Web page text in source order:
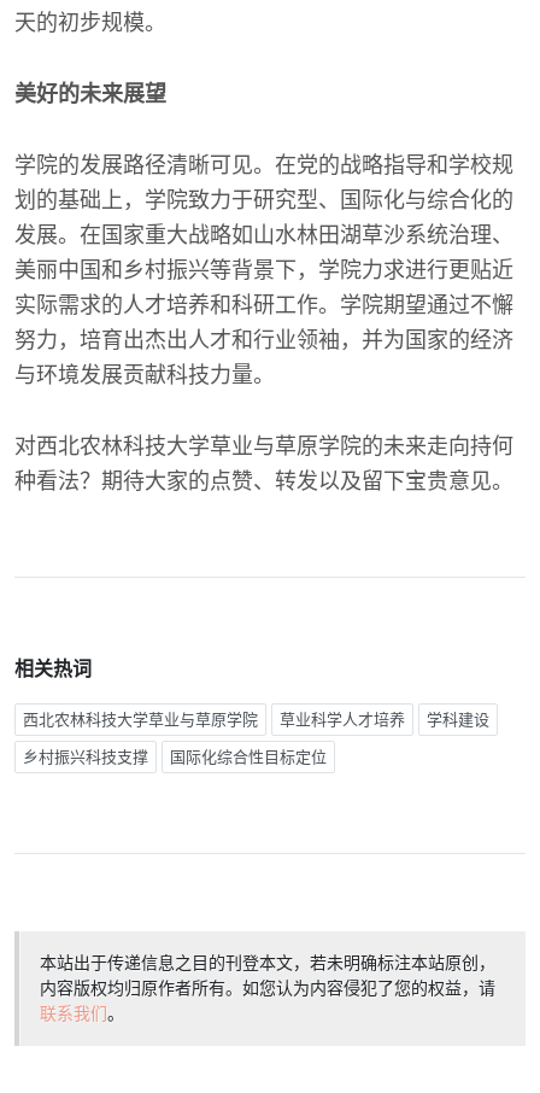
天的初步规模。
美好的未来展望
学院的发展路径清晰可见。在党的战略指导和学校规
划的基础上，学院致力于研究型、国际化与综合化的
发展。在国家重大战略如山水林田湖草沙系统治理、
美丽中国和乡村振兴等背景下，学院力求进行更贴近
实际需求的人才培养和科研工作。学院期望通过不懈
努力，培育出杰出人才和行业领袖，并为国家的经济
与环境发展贡献科技力量。
对西北农林科技大学草业与草原学院的未来走向持何
种看法？期待大家的点赞、转发以及留下宝贵意见。
相关热词
西北农林科技大学草业与草原学院 草业科学人才培养 学科建设
乡村振兴科技支撑 国际化综合性目标定位
本站出于传递信息之目的刊登本文，若未明确标注本站原创，
内容版权均归原作者所有。如您认为内容侵犯了您的权益，请
联系我们。